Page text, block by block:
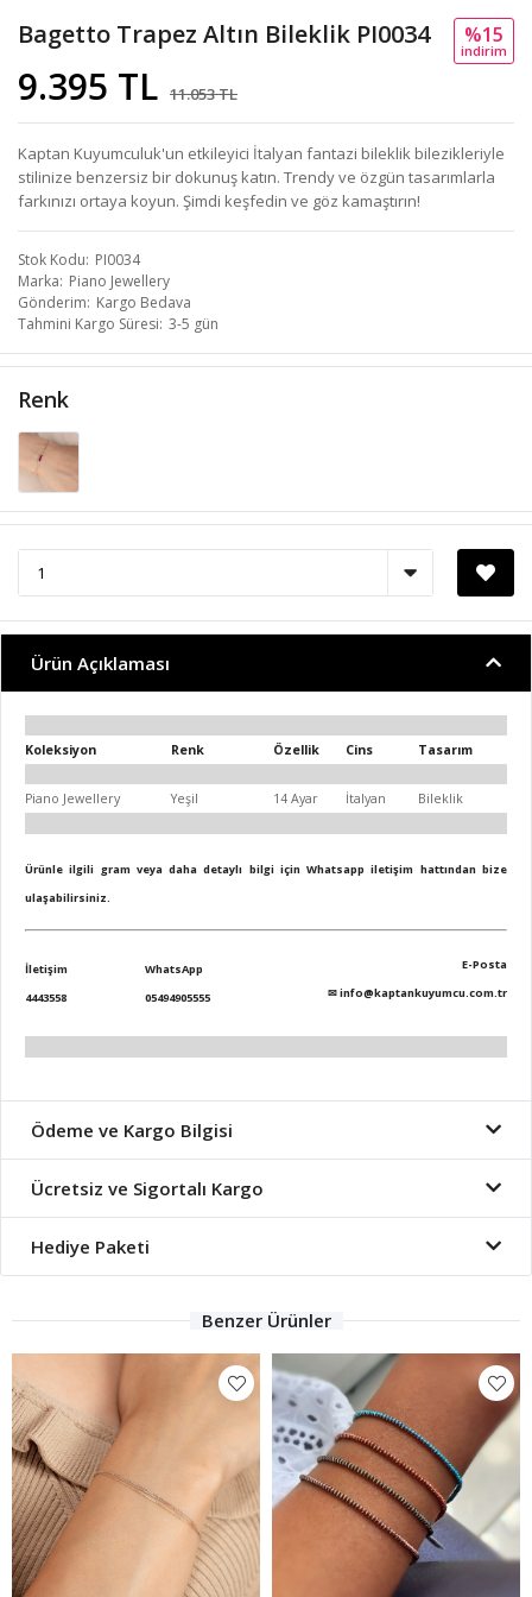
Bagetto Trapez Altın Bileklik PI0034
9.395 TL 11.053 TL
%15
i̇ndi̇ri̇m
Kaptan Kuyumculuk'un etkileyici İtalyan fantazi bileklik bilezikleriyle
stilinize benzersiz bir dokunuş katın. Trendy ve özgün tasarımlarla
farkınızı ortaya koyun. Şimdi keşfedin ve göz kamaştırın!
Stok Kodu PI0034
Marka Piano Jewellery
Gönderim Kargo Bedava
Tahmini Kargo Süresi 3-5 gün
Renk
Ürün Açıklaması
Koleksiyon Renk Özellik Cins Tasarım
Piano Jewellery Yeşil 14 Ayar İtalyan Bileklik
Ürünle ilgili gram veya daha detaylı bilgi için Whatsapp iletişim hattından bize
ulaşabilirsiniz.
İletişim
4443558
WhatsApp
05494905555
E-Posta
✉info@kaptankuyumcu.com.tr
Ödeme ve Kargo Bilgisi
Ücretsiz ve Sigortalı Kargo
Hediye Paketi
Benzer Ürünler